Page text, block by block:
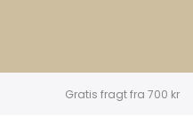
Gratis fragt fra 700 kr